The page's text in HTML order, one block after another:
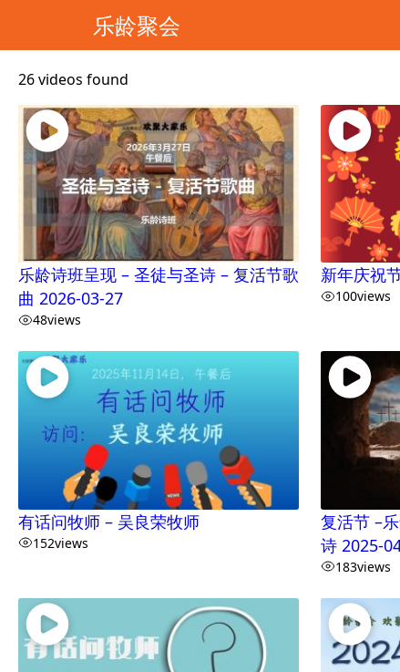
乐龄聚会
26 videos found
乐龄诗班呈现 – 圣徒与圣诗 – 复活节歌
曲 2026-03-27
48views
新年庆祝
100views
有话问牧师 – 吴良荣牧师
152views
复活节 –
诗 2025-
183views